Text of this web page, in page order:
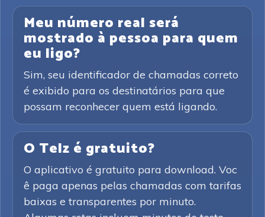
Meu número real será
mostrado à pessoa para quem
eu ligo?
Sim, seu identificador de chamadas correto
é exibido para os destinatários para que
possam reconhecer quem está ligando.
O Telz é gratuito?
O aplicativo é gratuito para download. Voc
ê paga apenas pelas chamadas com tarifas
baixas e transparentes por minuto.